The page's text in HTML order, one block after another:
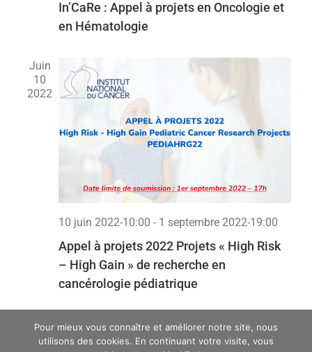
In’CaRe : Appel à projets en Oncologie et
en Hématologie
Juin
10
2022
10 juin 2022-10:00 - 1 septembre 2022-19:00
Appel à projets 2022 Projets « High Risk
– High Gain » de recherche en
cancérologie pédiatrique
Pour mieux vous connaître et améliorer notre site, nous
utilisons des cookies. En continuant votre visite, vous